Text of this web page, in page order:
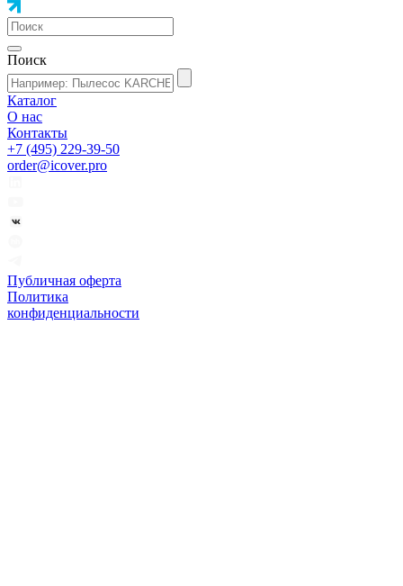
Поиск
Каталог
О нас
Контакты
+7 (495) 229-39-50
order@icover.pro
Публичная оферта
Политика
конфиденциальности